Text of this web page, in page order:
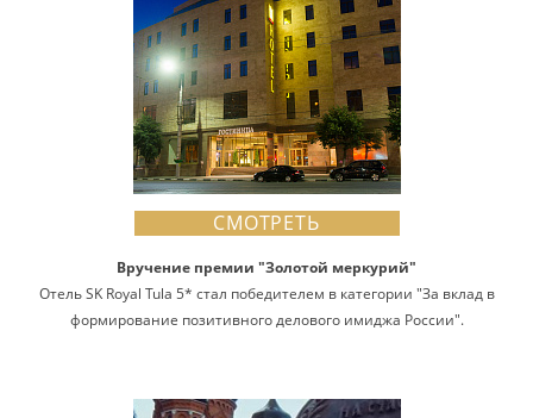
СМОТРЕТЬ
Вручение премии "Золотой меркурий"
Отель SK Royal Tula 5* стал победителем в категории "За вклад в
формирование позитивного делового имиджа России".